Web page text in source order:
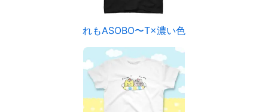
れもASOBO〜T×濃い色